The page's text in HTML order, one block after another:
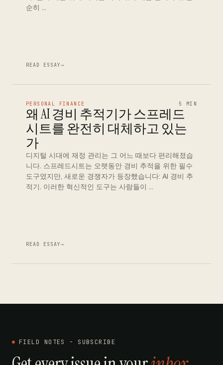
순히 …
READ ESSAY→
PERSONAL FINANCE 5 MIN
왜 AI 경비 추적기가 스프레드
시트를 완전히 대체하고 있는
가
디지털 시대에 재정 관리는 그 어느 때보다 편리해졌습
니다. 스프레드시트는 오랫동안 경비 추적을 위한 필수
도구였지만, 새로운 경쟁자가 등장했습니다: AI 경비 추
적기. 이러한 혁신적인 도구는 사람들이 …
READ ESSAY→
FIELD NOTES - SUBSCRIBE